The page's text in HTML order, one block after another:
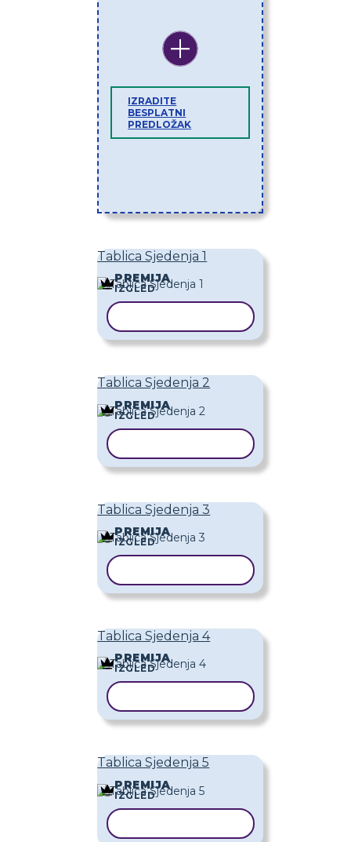
IZRADITE
BESPLATNI
PREDLOŽAK
Tablica Sjedenja 1
PREMIJA
IZGLED
Tablica Sjedenja 2
PREMIJA
IZGLED
Tablica Sjedenja 3
PREMIJA
IZGLED
Tablica Sjedenja 4
PREMIJA
IZGLED
Tablica Sjedenja 5
PREMIJA
IZGLED